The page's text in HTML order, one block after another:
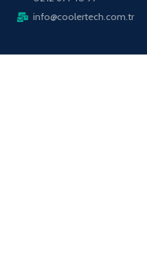
info@coolertech.com.tr